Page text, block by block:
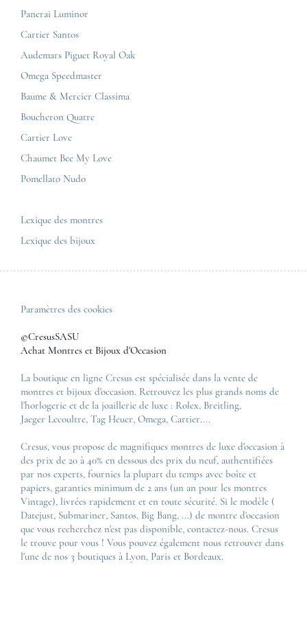
Carrières
Conditions générales de vente
Mentions légales
Politique de confidentialité
Plan du site
Nous contacter
Corner Maty Nantes
Corner Maty Strasbourg
Corner Maty Toulouse
Corner Maty Besançon Kennedy
Omega
IWC
Zénith
Tous les modèles de luxe
Panerai Luminor
Cartier Santos
Audemars Piguet Royal Oak
Omega Speedmaster
Baume & Mercier Classima
Boucheron Quatre
Cartier Love
Chaumet Bee My Love
Pomellato Nudo
Lexique des montres
Lexique des bijoux
Paramètres des cookies
©CresusSASU
Achat Montres et Bijoux d'Occasion
La boutique en ligne Cresus est spécialisée dans la vente de
montres et bijoux d'occasion. Retrouvez les plus grands noms de
l'horlogerie et de la joaillerie de luxe : Rolex, Breitling,
Jaeger Lecoultre, Tag Heuer, Omega, Cartier....
Cresus, vous propose de magnifiques montres de luxe d'occasion à
des prix de 20 à 40% en dessous des prix du neuf, authentifiées
par nos experts, fournies la plupart du temps avec boîte et
papiers, garanties minimum de 2 ans (un an pour les montres
Vintage), livrées rapidement et en toute sécurité. Si le modèle (
Datejust, Submariner, Santos, Big Bang, ...) de montre d'occasion
que vous recherchez n'est pas disponible, contactez-nous. Cresus
le trouve pour vous ! Vous pouvez également nous retrouver dans
l'une de nos 3 boutiques à Lyon, Paris et Bordeaux.